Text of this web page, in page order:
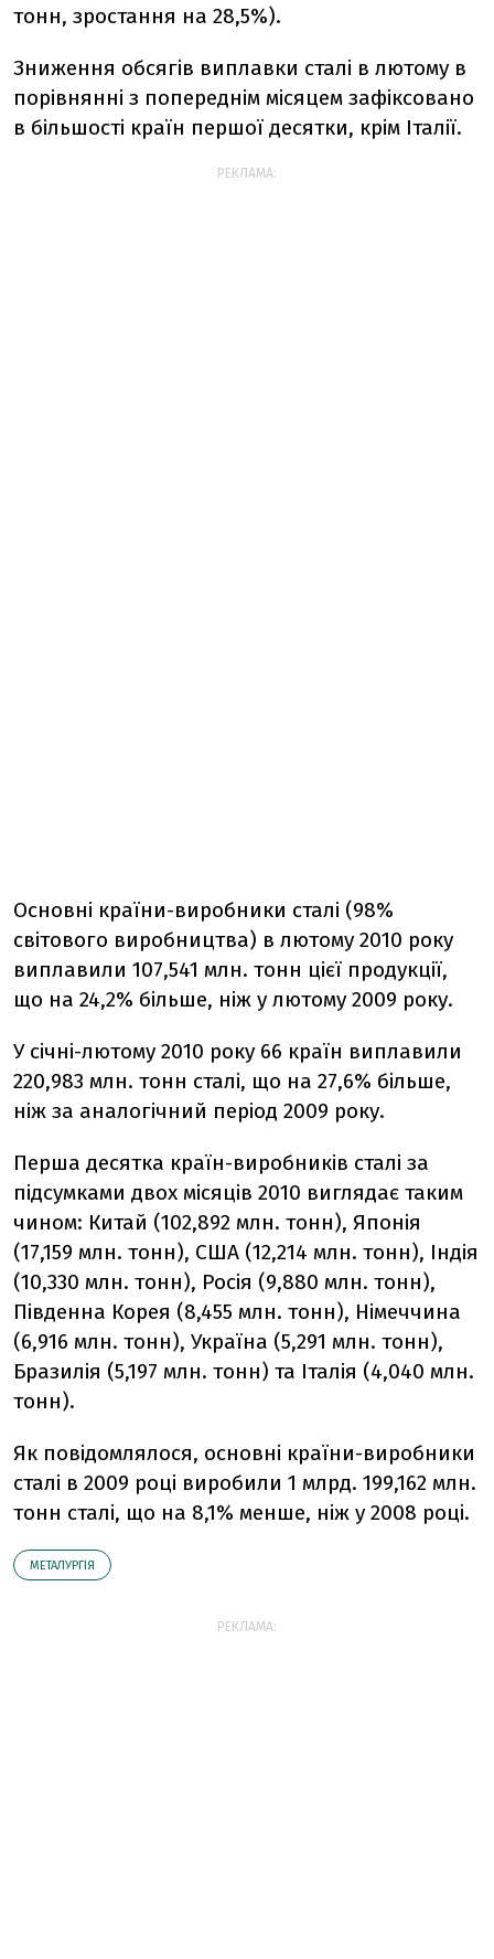
тонн, зростання на 28,5%).
Зниження обсягів виплавки сталі в лютому в
порівнянні з попереднім місяцем зафіксовано
в більшості країн першої десятки, крім Італії.
РЕКЛАМА:
Основні країни-виробники сталі (98%
світового виробництва) в лютому 2010 року
виплавили 107,541 млн. тонн цієї продукції,
що на 24,2% більше, ніж у лютому 2009 року.
У січні-лютому 2010 року 66 країн виплавили
220,983 млн. тонн сталі, що на 27,6% більше,
ніж за аналогічний період 2009 року.
Перша десятка країн-виробників сталі за
підсумками двох місяців 2010 виглядає таким
чином: Китай (102,892 млн. тонн), Японія
(17,159 млн. тонн), США (12,214 млн. тонн), Індія
(10,330 млн. тонн), Росія (9,880 млн. тонн),
Південна Корея (8,455 млн. тонн), Німеччина
(6,916 млн. тонн), Україна (5,291 млн. тонн),
Бразилія (5,197 млн. тонн) та Італія (4,040 млн.
тонн).
Як повідомлялося, основні країни-виробники
сталі в 2009 році виробили 1 млрд. 199,162 млн.
тонн сталі, що на 8,1% менше, ніж у 2008 році.
МЕТАЛУРГІЯ
РЕКЛАМА: